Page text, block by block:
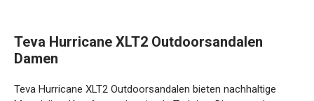
Damen
Materialien, Komfort und optimale Traktion. Die recycelten